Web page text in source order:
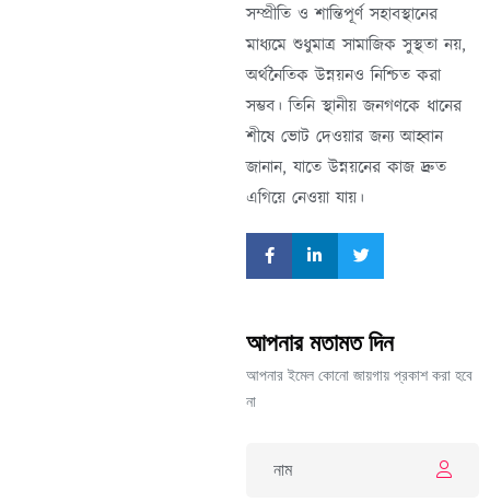
সম্প্রীতি ও শান্তিপূর্ণ সহাবস্থানের
মাধ্যমে শুধুমাত্র সামাজিক সুস্থতা নয়,
অর্থনৈতিক উন্নয়নও নিশ্চিত করা
সম্ভব। তিনি স্থানীয় জনগণকে ধানের
শীষে ভোট দেওয়ার জন্য আহ্বান
জানান, যাতে উন্নয়নের কাজ দ্রুত
এগিয়ে নেওয়া যায়।
আপনার মতামত দিন
আপনার ইমেল কোনো জায়গায় প্রকাশ করা হবে
না